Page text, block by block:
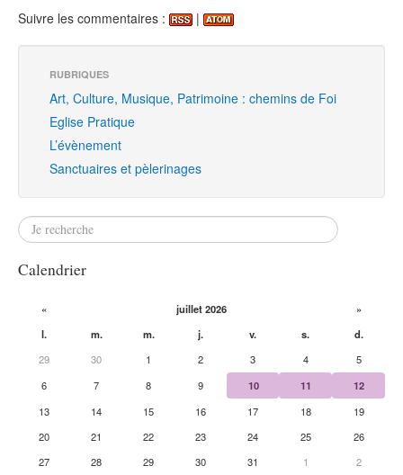
Suivre les commentaires : |
RUBRIQUES
Art, Culture, Musique, Patrimoine : chemins de Foi
Eglise Pratique
L’évènement
Sanctuaires et pèlerinages
Calendrier
« juillet 2026
»
l.
m. m. j. v. s.
d.
29
30 1 2 3 4
5
6
7 8 9 10 11
12
13
14 15 16 17 18
19
20
21 22 23 24 25
26
27
28 29 30 31 1
2